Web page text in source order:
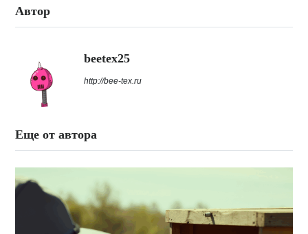
Автор
beetex25
http://bee-tex.ru
Еще от автора